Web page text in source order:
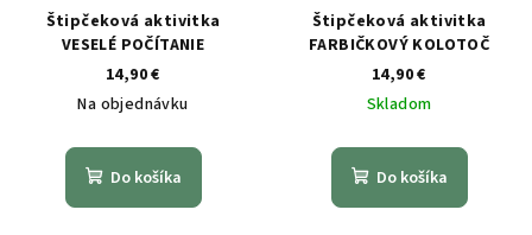
Štipčeková aktivitka
VESELÉ POČÍTANIE
14,90 €
Na objednávku
Do košíka
Štipčeková aktivitka
FARBIČKOVÝ KOLOTOČ
14,90 €
Skladom
Do košíka